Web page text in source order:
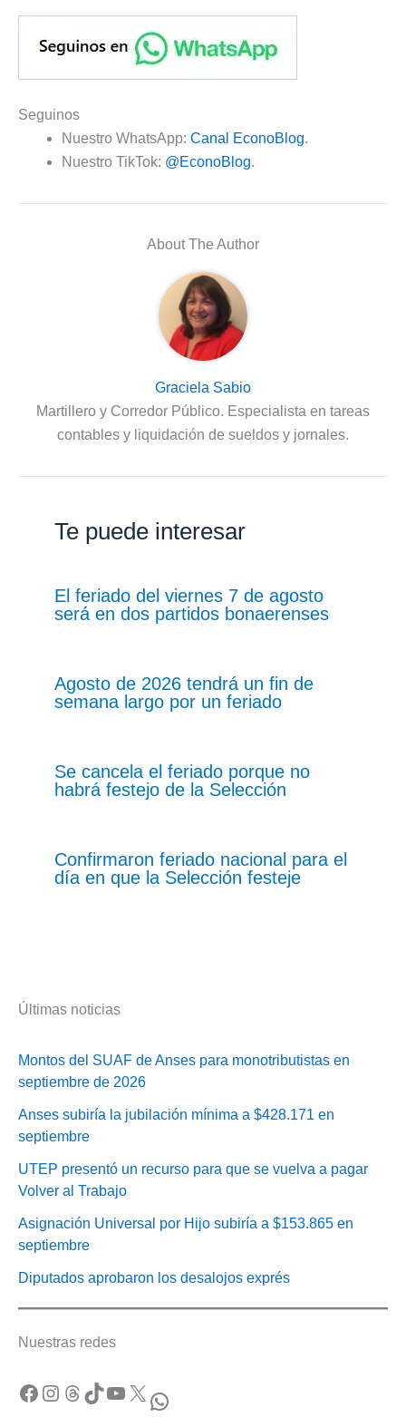
Seguinos
Nuestro WhatsApp: Canal EconoBlog.
Nuestro TikTok: @EconoBlog.
About The Author
Graciela Sabio
Martillero y Corredor Público. Especialista en tareas
contables y liquidación de sueldos y jornales.
Te puede interesar
El feriado del viernes 7 de agosto
será en dos partidos bonaerenses
Agosto de 2026 tendrá un fin de
semana largo por un feriado
Se cancela el feriado porque no
habrá festejo de la Selección
Confirmaron feriado nacional para el
día en que la Selección festeje
Últimas noticias
Montos del SUAF de Anses para monotributistas en
septiembre de 2026
Anses subiría la jubilación mínima a $428.171 en
septiembre
UTEP presentó un recurso para que se vuelva a pagar
Volver al Trabajo
Asignación Universal por Hijo subiría a $153.865 en
septiembre
Diputados aprobaron los desalojos exprés
Nuestras redes
Facebook Instagram Threads TikTok YouTube X WhatsApp